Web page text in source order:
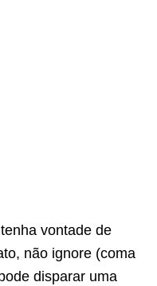
vontade de
não ignore (coma
disparar uma